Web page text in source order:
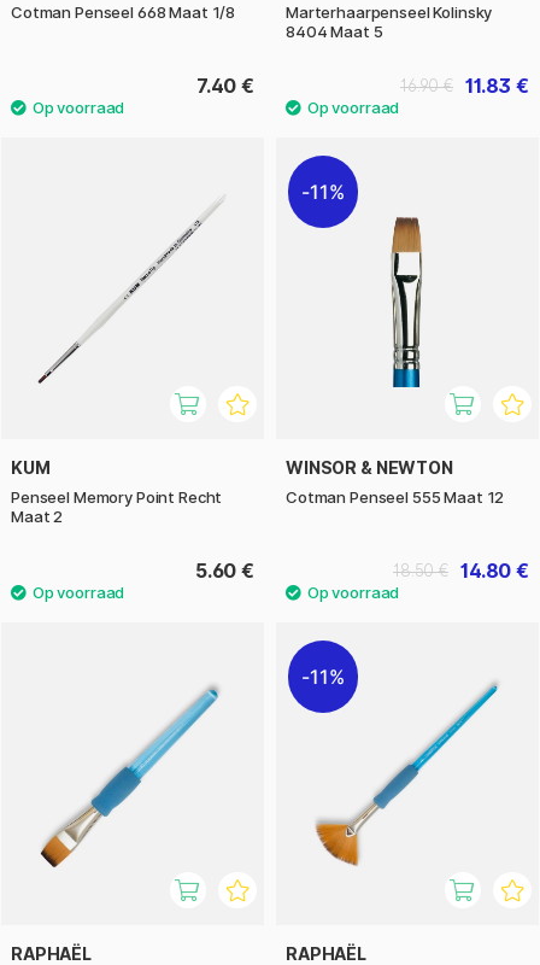
Cotman Penseel 668 Maat 1/8
7.40 €
Marterhaarpenseel Kolinsky
8404 Maat 5
11.83 €
16.90 €
KUM
Penseel Memory Point Recht
Maat 2
5.60 €
11%
WINSOR & NEWTON
Cotman Penseel 555 Maat 12
14.80 €
18.50 €
RAPHAËL
11%
RAPHAËL